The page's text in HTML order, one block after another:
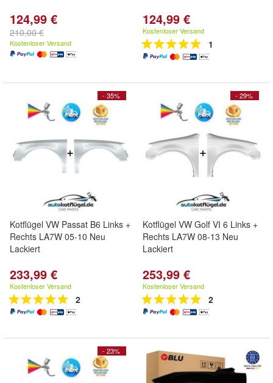
124,99 €
210,00 €
Kostenloser Versand
124,99 €
Kostenloser Versand
1
- 35%
Kotflügel VW Passat B6 Links +
Rechts LA7W 05-10 Neu
Lackiert
233,99 €
Kostenloser Versand
2
- 29%
Kotflügel VW Golf VI 6 Links +
Rechts LA7W 08-13 Neu
Lackiert
253,99 €
Kostenloser Versand
2
- 23%